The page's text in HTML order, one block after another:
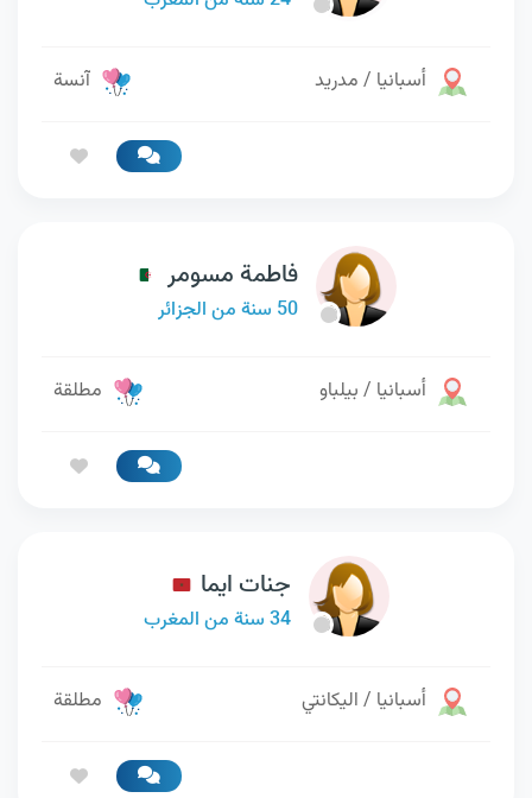
أسبانيا / مدريد آنسة
فاطمة مسومر
50 سنة من الجزائر
أسبانيا / بيلباو مطلقة
جنات ايما
34 سنة من المغرب
أسبانيا / اليكانتي مطلقة